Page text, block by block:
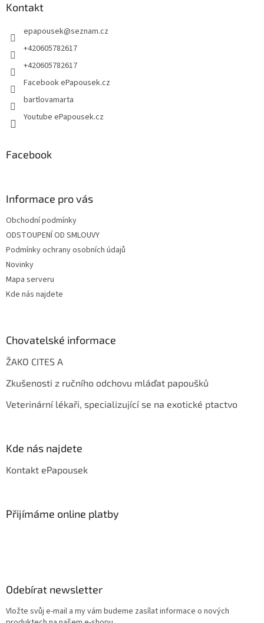
Kontakt
epapousek@seznam.cz
+420605782617
+420605782617
Facebook ePapousek.cz
bartlovamarta
Youtube ePapousek.cz
Facebook
Informace pro vás
Obchodní podmínky
ODSTOUPENÍ OD SMLOUVY
Podmínky ochrany osobních údajů
Novinky
Mapa serveru
Kde nás najdete
Chovatelské informace
ŽAKO CITES A
Zkušenosti z ručního odchovu mláďat papoušků
Veterinární lékaři, specializující se na exotické ptactvo
Kde nás najdete
Kontakt ePapousek
Přijímáme online platby
Odebírat newsletter
Vložte svůj e-mail a my vám budeme zasílat informace o nových